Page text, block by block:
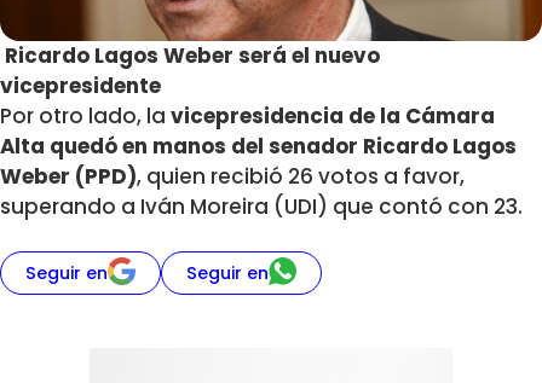
Ricardo Lagos Weber será el nuevo
vicepresidente
Por otro lado, la vicepresidencia de la Cámara
Alta quedó en manos del senador Ricardo Lagos
Weber (PPD), quien recibió 26 votos a favor,
superando a Iván Moreira (UDI) que contó con 23.
Seguir en Seguir en